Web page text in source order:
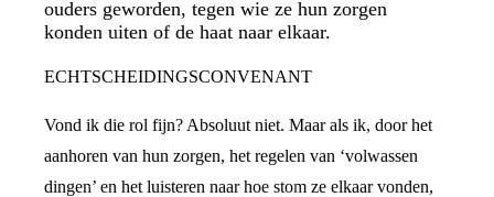
ouders geworden, tegen wie ze hun zorgen
konden uiten of de haat naar elkaar.
ECHTSCHEIDINGSCONVENANT
Vond ik die rol fijn? Absoluut niet. Maar als ik, door het
aanhoren van hun zorgen, het regelen van ‘volwassen
dingen’ en het luisteren naar hoe stom ze elkaar vonden,